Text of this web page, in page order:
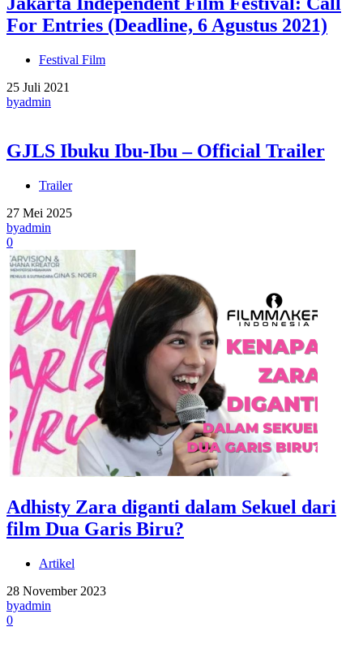
For Entries (Deadline, 6 Agustus 2021)
Festival Film
25 Juli 2021
byadmin
GJLS Ibuku Ibu-Ibu – Official Trailer
Trailer
27 Mei 2025
byadmin
0
Adhisty Zara diganti dalam Sekuel dari
film Dua Garis Biru?
Artikel
28 November 2023
byadmin
0